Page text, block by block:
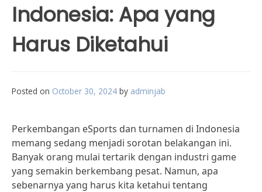
Indonesia: Apa yang
Harus Diketahui
Posted on October 30, 2024 by adminjab
Perkembangan eSports dan turnamen di Indonesia
memang sedang menjadi sorotan belakangan ini.
Banyak orang mulai tertarik dengan industri game
yang semakin berkembang pesat. Namun, apa
sebenarnya yang harus kita ketahui tentang